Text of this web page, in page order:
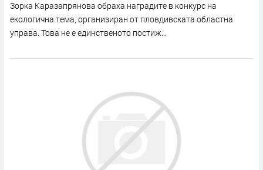
Зорка Каразапрянова обраха наградите в конкурс на
екологична тема, организиран от пловдивската областна
управа. Това не е единственото постиж...